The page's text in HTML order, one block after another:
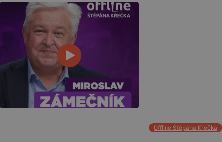
Offline Štěpána Křečka